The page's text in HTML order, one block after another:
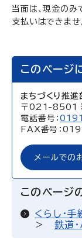
当面は、現金のみ
支払いはできませ
このページ
まちづくり推
〒021-8501
電話番号：
FAX番号：
メールでの
このページ
くらし・手
鉄道